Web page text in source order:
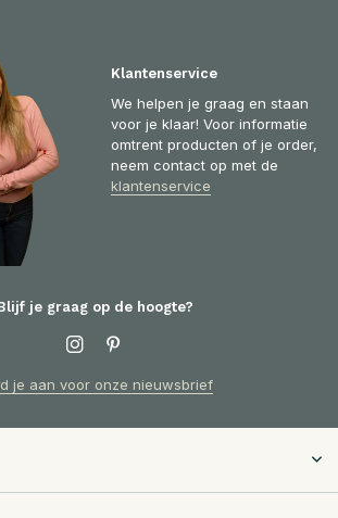
Klantenservice
We helpen je graag en staan
voor je klaar! Voor informatie
omtrent producten of je order,
neem contact op met de
klantenservice
je graag op de hoogte?
je aan voor onze nieuwsbrief